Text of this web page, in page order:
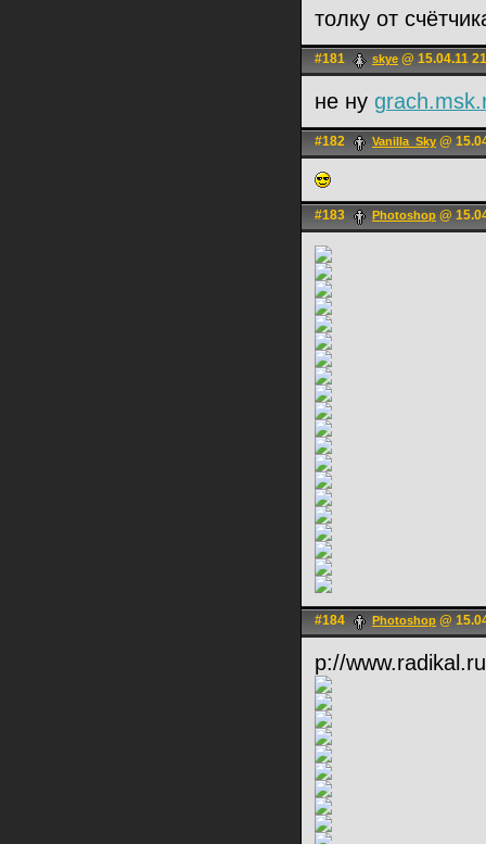
толку от
#181 skye @ 15.04.11
не ну
#182 Vanilla_Sky @
#183 Photoshop @
#184 Photoshop @
p://